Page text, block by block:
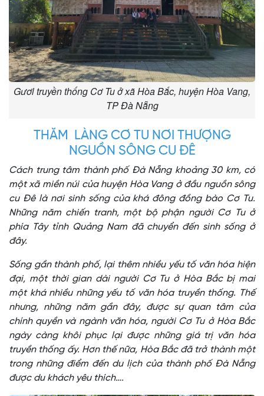
Gươl truyền thống Cơ Tu ở xã Hòa Bắc, huyện Hòa Vang,
TP Đà Nẵng
THĂM LÀNG CƠ TU NƠI THƯỢNG
NGUỒN SÔNG CU ĐÊ
Cách trung tâm thành phố Đà Nẵng khoảng 30 km, có
một xã miền núi của huyện Hòa Vang ở đầu nguồn sông
cu Đê là nơi sinh sống của khá đông đồng bào Cơ Tu.
Những năm chiến tranh, một bộ phận người Cơ Tu ở
phía Tây tỉnh Quảng Nam đã chuyển đến sinh sống ở
đây.
Sống gần thành phố, lại thêm nhiều yếu tố văn hóa hiện
đại, một thời gian dài người Cơ Tu ở Hòa Bắc bị mai
một khá nhiều những yếu tố văn hóa truyền thống. Thế
nhưng, những năm gần đây, được sự quan tâm của
chính quyền và ngành văn hóa, người Cơ Tu ở Hòa Bắc
ngày càng khôi phục lại được những giá trị văn hóa
truyền thống ấy. Hơn thế nữa, Hòa Bắc đã trở thành một
trong những điểm đến du lịch của thành phố Đà Nẵng
được du khách yêu thích….